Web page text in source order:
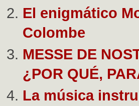
El enigmático
Colombe
MESSE DE
¿POR QUÉ,
La música